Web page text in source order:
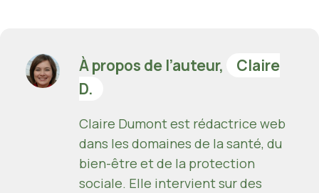
À propos de l’auteur,
Claire
D.
Claire Dumont est rédactrice web
dans les domaines de la santé, du
bien-être et de la protection
sociale. Elle intervient sur des